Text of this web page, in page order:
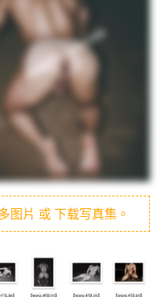
图片 或 下载写真集。